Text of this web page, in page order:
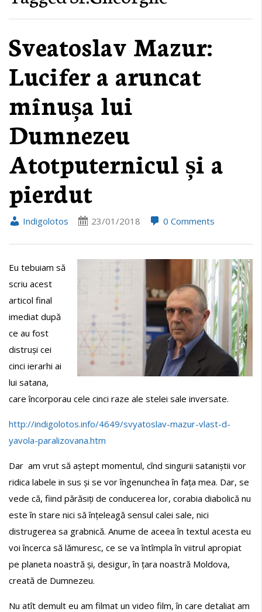
Sveatoslav Mazur:
Lucifer a aruncat
mînușa lui
Dumnezeu
Atotputernicul și a
pierdut
Indigolotos 23/01/2018 0 Comments
Eu tebuiam să
scriu acest
articol final
imediat după
ce au fost
distruși cei
cinci ierarhi ai
lui satana,
care încorporau cele cinci raze ale stelei sale inversate.
http://indigolotos.info/4649/svyatoslav-mazur-vlast-d-
yavola-paralizovana.htm
Dar am vrut să aștept momentul, cînd singurii sataniștii vor
ridica labele in sus și se vor îngenunchea în fața mea. Dar, se
vede că, fiind părăsiți de conducerea lor, corabia diabolică nu
este în stare nici să înțeleagă sensul calei sale, nici
distrugerea sa grabnică. Anume de aceea în textul acesta eu
voi încerca să lămuresc, ce se va întîmpla în viitrul apropiat
pe planeta noastră și, desigur, în țara noastră Moldova,
creată de Dumnezeu.
Nu atît demult eu am filmat un video film, în care detaliat am